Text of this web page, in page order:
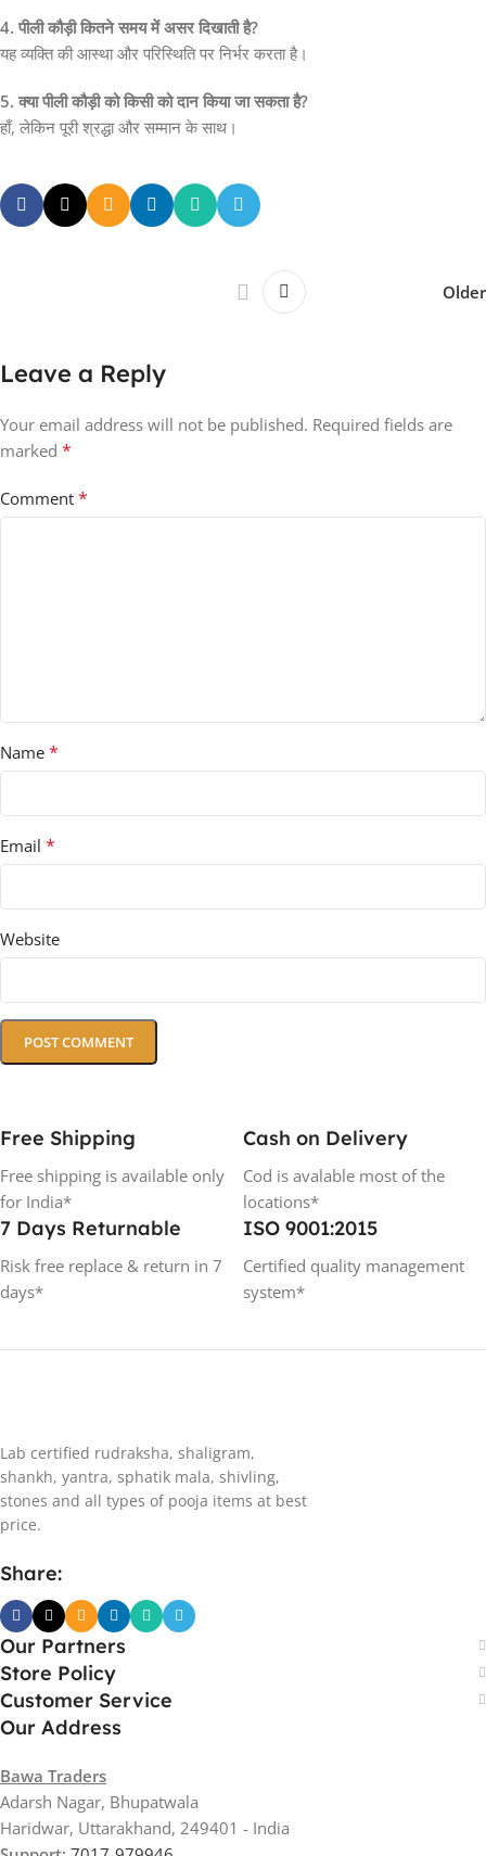
4. पीली कौड़ी कितने समय में असर दिखाती है?
यह व्यक्ति की आस्था और परिस्थिति पर निर्भर करता है।
5. क्या पीली कौड़ी को किसी को दान किया जा सकता है?
हाँ, लेकिन पूरी श्रद्धा और सम्मान के साथ।
Older
Leave a Reply
Your email address will not be published. Required fields are
marked *
Comment *
Name *
Email *
Website
Free Shipping
Free shipping is available only
for India*
Cash on Delivery
Cod is avalable most of the
locations*
7 Days Returnable
Risk free replace & return in 7
days*
ISO 9001:2015
Certified quality management
system*
Lab certified rudraksha, shaligram,
shankh, yantra, sphatik mala, shivling,
stones and all types of pooja items at best
price.
Share:
Our Partners
Store Policy
Customer Service
Our Address
Bawa Traders
Adarsh Nagar, Bhupatwala
Haridwar, Uttarakhand, 249401 - India